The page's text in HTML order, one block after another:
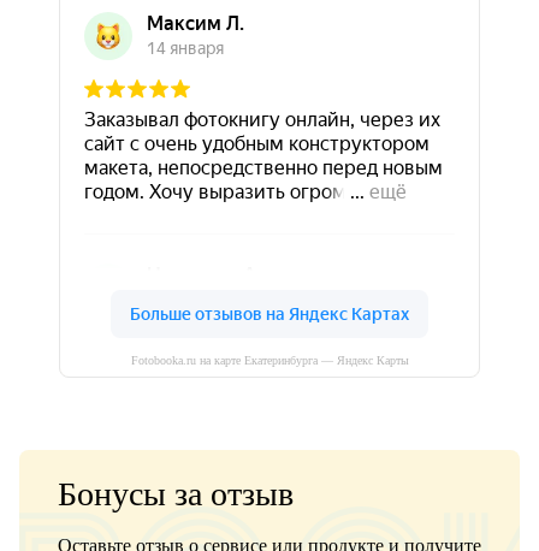
Fotobooka.ru на карте Екатеринбурга — Яндекс Карты
Бонусы за отзыв
Оставьте отзыв о сервисе или продукте и получите